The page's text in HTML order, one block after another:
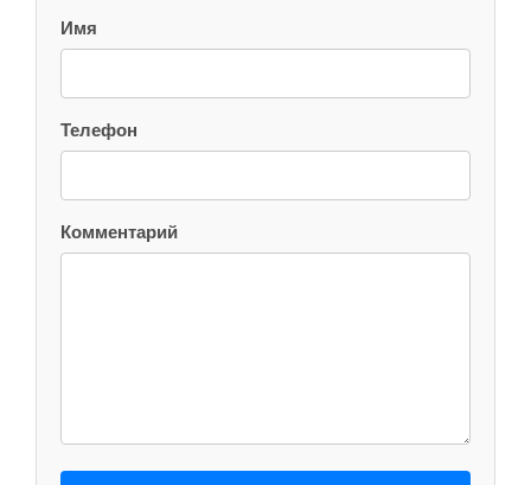
Имя
Телефон
Комментарий